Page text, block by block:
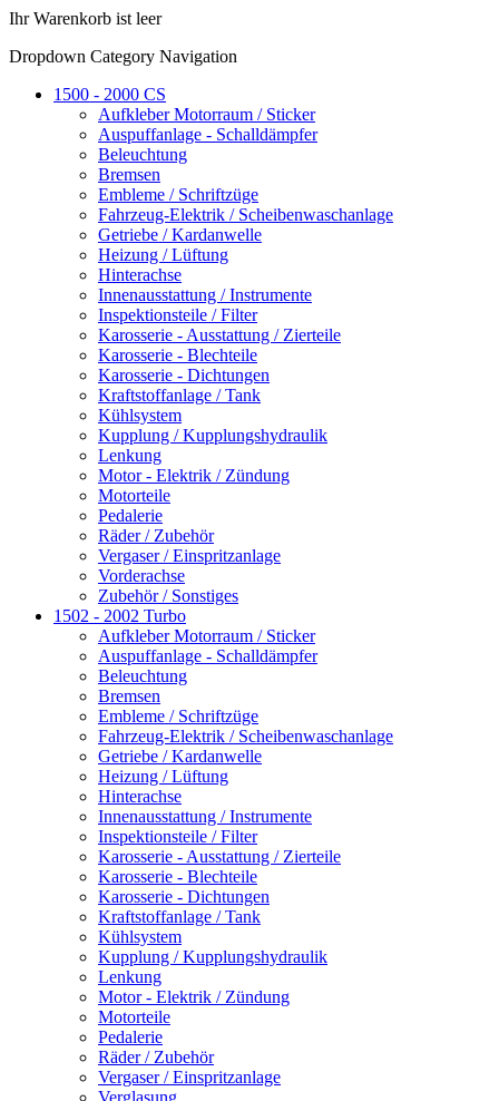
Ihr Warenkorb ist leer
Dropdown Category Navigation
1500 - 2000 CS
Aufkleber Motorraum / Sticker
Auspuffanlage - Schalldämpfer
Beleuchtung
Bremsen
Embleme / Schriftzüge
Fahrzeug-Elektrik / Scheibenwaschanlage
Getriebe / Kardanwelle
Heizung / Lüftung
Hinterachse
Innenausstattung / Instrumente
Inspektionsteile / Filter
Karosserie - Ausstattung / Zierteile
Karosserie - Blechteile
Karosserie - Dichtungen
Kraftstoffanlage / Tank
Kühlsystem
Kupplung / Kupplungshydraulik
Lenkung
Motor - Elektrik / Zündung
Motorteile
Pedalerie
Räder / Zubehör
Vergaser / Einspritzanlage
Vorderachse
Zubehör / Sonstiges
1502 - 2002 Turbo
Aufkleber Motorraum / Sticker
Auspuffanlage - Schalldämpfer
Beleuchtung
Bremsen
Embleme / Schriftzüge
Fahrzeug-Elektrik / Scheibenwaschanlage
Getriebe / Kardanwelle
Heizung / Lüftung
Hinterachse
Innenausstattung / Instrumente
Inspektionsteile / Filter
Karosserie - Ausstattung / Zierteile
Karosserie - Blechteile
Karosserie - Dichtungen
Kraftstoffanlage / Tank
Kühlsystem
Kupplung / Kupplungshydraulik
Lenkung
Motor - Elektrik / Zündung
Motorteile
Pedalerie
Räder / Zubehör
Vergaser / Einspritzanlage
Verglasung